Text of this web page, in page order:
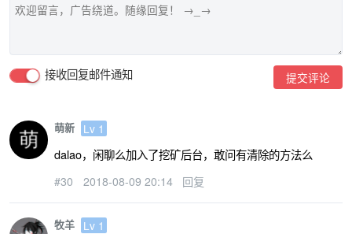
接收回复邮件通知 提交评论
萌新 Lv 1
dalao，闲聊么加入了挖矿后台，敢问有清除的方法么
#30 2018-08-09 20:14 回复
牧羊 Lv 1